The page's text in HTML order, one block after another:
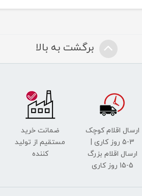
برگشت به بالا
ارسال اقلام کوچک
3-5 روز کاری |
ارسال اقلام بزرگ
5-15 روز کاری
ضمانت خرید
مستقیم از تولید
کننده